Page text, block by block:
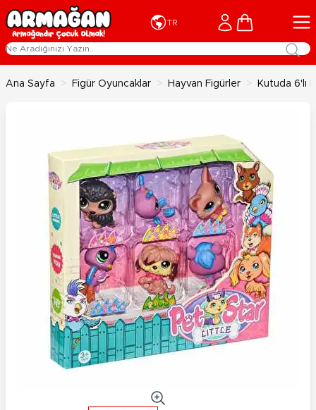
İçeriğe geç
TR Cart
Ana Sayfa > Figür Oyuncaklar > Hayvan Figürler > Kutuda 6'lı